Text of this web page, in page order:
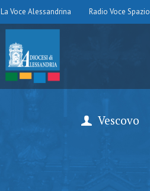
La Voce Alessandrina Radio Voce Spazio
Vescovo